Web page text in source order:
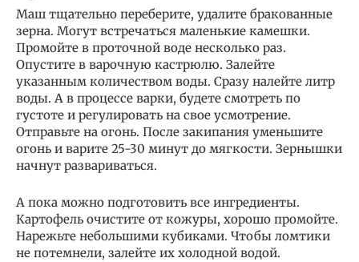
Маш тщательно переберите, удалите бракованные
зерна. Могут встречаться маленькие камешки.
Промойте в проточной воде несколько раз.
Опустите в варочную кастрюлю. Залейте
указанным количеством воды. Сразу налейте литр
воды. А в процессе варки, будете смотреть по
густоте и регулировать на свое усмотрение.
Отправьте на огонь. После закипания уменьшите
огонь и варите 25-30 минут до мягкости. Зернышки
начнут развариваться.
А пока можно подготовить все ингредиенты.
Картофель очистите от кожуры, хорошо промойте.
Нарежьте небольшими кубиками. Чтобы ломтики
не потемнели, залейте их холодной водой.